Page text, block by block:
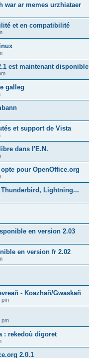
war ar memes urzhiataer
et en compatibilité
est maintenant disponible
galleg
et support de Vista
dans l'E.N.
pour OpenOffice.org
Thunderbird, Lightning...
en version 2.03
en version fr 2.02
- Koazhañ/Gwaskañ
pm
pm
: rekedoù digoret
2.0.1